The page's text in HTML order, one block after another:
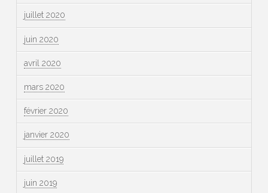
juillet 2020
juin 2020
avril 2020
mars 2020
février 2020
janvier 2020
juillet 2019
juin 2019